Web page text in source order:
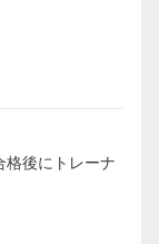
格後にトレーナ